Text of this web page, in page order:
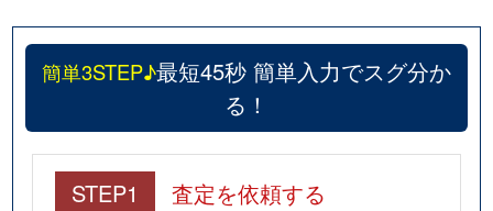
簡単3STEP♪最短45秒 簡単入力でスグ分か
る！
STEP1 査定を依頼する